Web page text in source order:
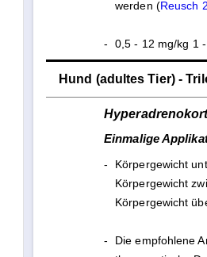
werden (Reusch
- 0,5 - 12 mg/kg 1
Hund (adultes Tier) -
Einmalige
-
Körpergewicht
Körpergewicht
Körpergewicht
-
Die empfohlene